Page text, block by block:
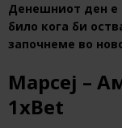
Денешниот ден е
било кога би
започнеме во
Марсеј –
1xBet